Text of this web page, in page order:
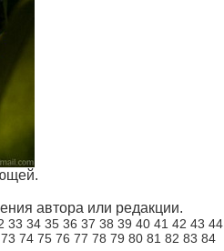
автора или редакции.
33 34 35 36 37 38 39 40 41 42 43 44
73 74 75 76 77 78 79 80 81 82 83 84